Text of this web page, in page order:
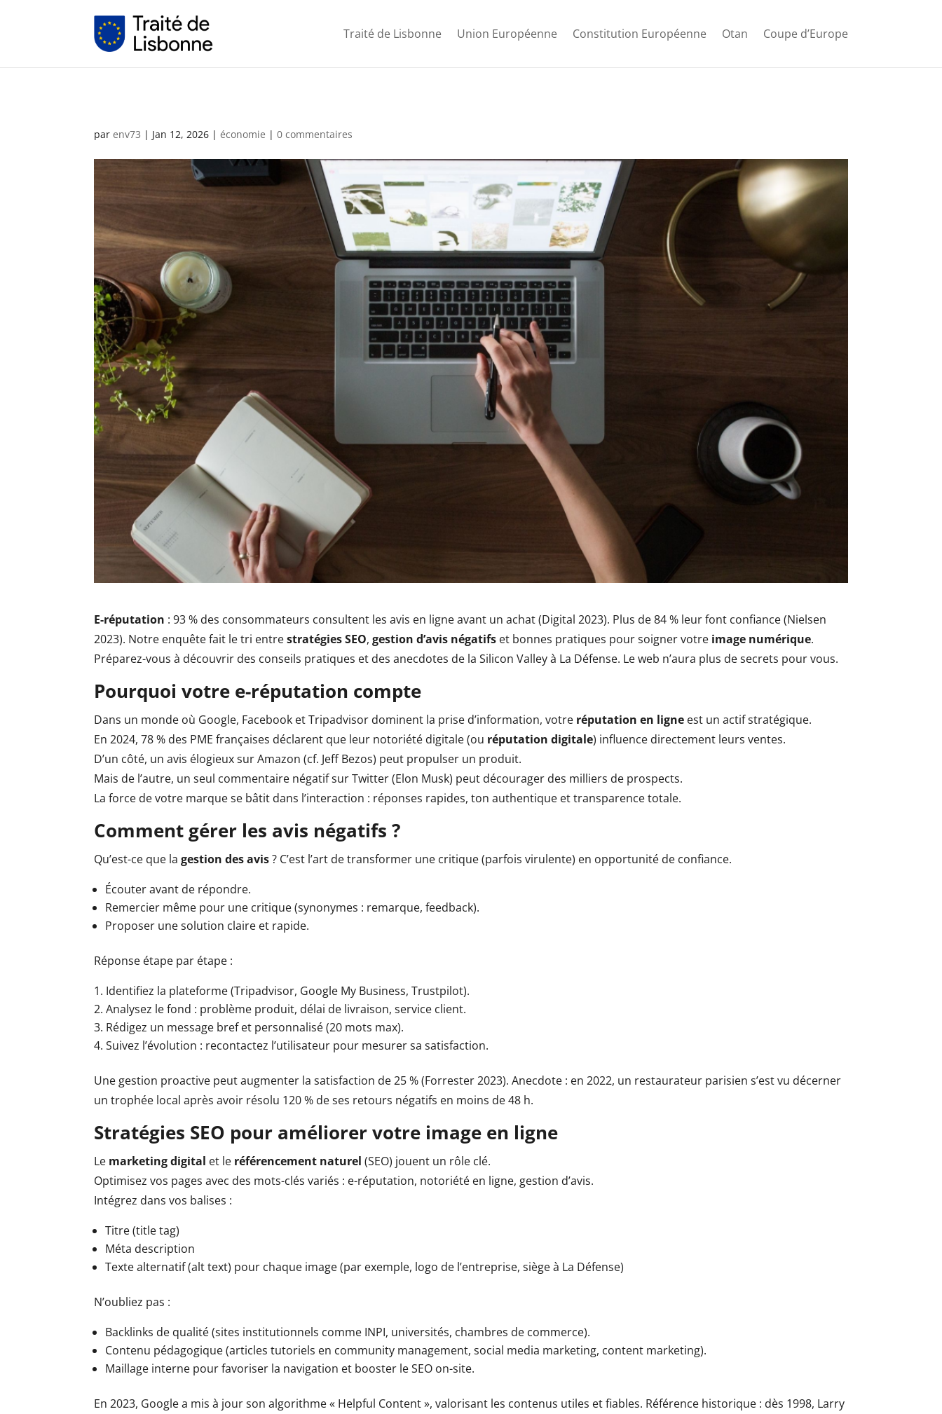
Traité de Lisbonne Union Européenne Constitution Européenne Otan Coupe d’Europe
parenv73 | Jan 12, 2026 |économie |0 commentaires
E-réputation : 93 % des consommateurs consultent les avis en ligne avant un achat (Digital 2023). Plus de 84 % leur font confiance (Nielsen
2023). Notre enquête fait le tri entrestratégies SEO,gestion d’avis négatifs et bonnes pratiques pour soigner votre image numérique.
Préparez-vous à découvrir des conseils pratiques et des anecdotes de la Silicon Valley à La Défense. Le web n’aura plus de secrets pour vous.
Pourquoi votre e-réputation compte
Dans un monde où Google, Facebook et Tripadvisor dominent la prise d’information, votre réputation en ligne est un actif stratégique.
En 2024, 78 % des PME françaises déclarent que leur notoriété digitale (ou réputation digitale) influence directement leurs ventes.
D’un côté, un avis élogieux sur Amazon (cf. Jeff Bezos) peut propulser un produit.
Mais de l’autre, un seul commentaire négatif sur Twitter (Elon Musk) peut décourager des milliers de prospects.
La force de votre marque se bâtit dans l’interaction : réponses rapides, ton authentique et transparence totale.
Comment gérer les avis négatifs ?
Qu’est-ce que lagestion des avis? C’est l’art de transformer une critique (parfois virulente) en opportunité de confiance.
Écouter avant de répondre.
Remercier même pour une critique (synonymes : remarque, feedback).
Proposer une solution claire et rapide.
Réponse étape par étape :
Identifiez la plateforme (Tripadvisor, Google My Business, Trustpilot).
Analysez le fond : problème produit, délai de livraison, service client.
Rédigez un message bref et personnalisé (20 mots max).
Suivez l’évolution : recontactez l’utilisateur pour mesurer sa satisfaction.
Une gestion proactive peut augmenter la satisfaction de 25 % (Forrester 2023). Anecdote : en 2022, un restaurateur parisien s’est vu décerner
un trophée local après avoir résolu 120 % de ses retours négatifs en moins de 48 h.
Stratégies SEO pour améliorer votre image en ligne
Le marketing digital et le référencement naturel (SEO) jouent un rôle clé.
Optimisez vos pages avec des mots-clés variés : e-réputation, notoriété en ligne, gestion d’avis.
Intégrez dans vos balises :
Titre (title tag)
Méta description
Texte alternatif (alt text) pour chaque image (par exemple, logo de l’entreprise, siège à La Défense)
N’oubliez pas :
Backlinks de qualité (sites institutionnels comme INPI, universités, chambres de commerce).
Contenu pédagogique (articles tutoriels en community management, social media marketing, content marketing).
Maillage interne pour favoriser la navigation et booster le SEO on-site.
En 2023, Google a mis à jour son algorithme « Helpful Content », valorisant les contenus utiles et fiables. Référence historique : dès 1998, Larry